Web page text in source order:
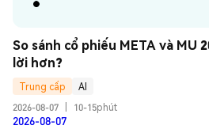
So sánh cổ phiếu META và MU
lời hơn?
Trung cấp
AI
2026-08-07
10-15phút
2026-08-07